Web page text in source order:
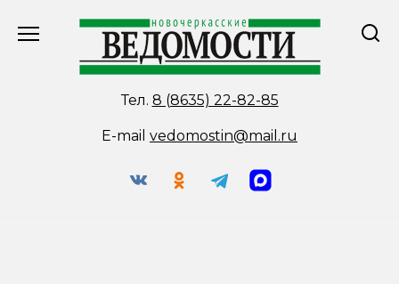
Тел. 8 (8635) 22-82-85
E-mail vedomostin@mail.ru